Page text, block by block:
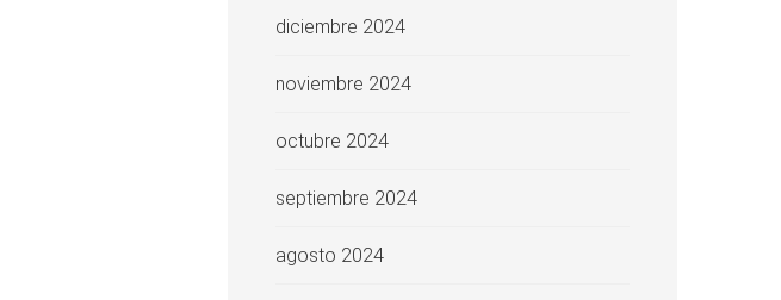
diciembre 2024
noviembre 2024
octubre 2024
septiembre 2024
agosto 2024